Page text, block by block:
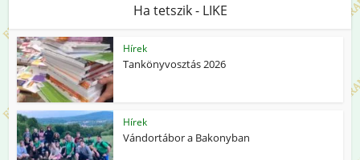
Ha tetszik - LIKE
Hírek
Tankönyvosztás 2026
Hírek
Vándortábor a Bakonyban